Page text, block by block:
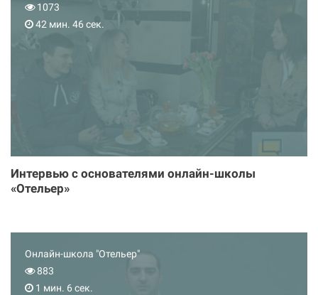
1073
42 мин. 46 сек.
Интервью с основателями онлайн-школы
«Отельер»
Онлайн-школа "Отельер"
883
1 мин. 6 сек.